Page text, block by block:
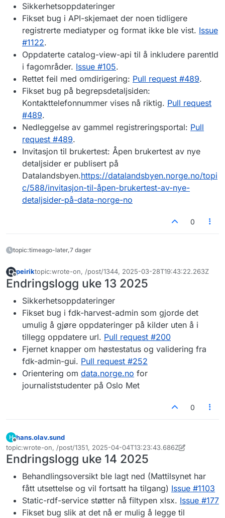
Sikkerhetsoppdateringer
Fikset bug i API-skjemaet der noen tidligere
registrerte mediatyper og format ikke ble vist. Issue
#1122.
Oppdaterte catalog-view-api til å inkludere parentId
i fagområder. Issue #105.
Rettet feil med omdirigering: Pull request #489.
Fikset bug på begrepsdetaljsiden:
Kontakttelefonnummer vises nå riktig. Pull request
#489.
Nedleggelse av gammel registreringsportal: Pull
request #489.
Invitasjon til brukertest: Åpen brukertest av nye
detaljsider er publisert på
Datalandsbyen.https://datalandsbyen.norge.no/topi
c/588/invitasjon-til-åpen-brukertest-av-nye-
detaljsider-på-data-norge-no
0
topic:timeago-later,7 dager
Frakoblet
peiriktopic:wrote-on, /post/1344, 2025-03-28T19:43:22.263Z
Sist endret av
Endringslogg uke 13 2025
Sikkerhetsoppdateringer
Fikset bug i fdk-harvest-admin som gjorde det
umulig å gjøre oppdateringer på kilder uten å i
tillegg oppdatere url. Pull request #200
Fjernet knapper om høstestatus og validering fra
fdk-admin-gui. Pull request #252
Orientering om data.norge.no for
journaliststudenter på Oslo Met
0
H
Frakoblet
hans.olav.sund
topic:wrote-on, /post/1351, 2025-04-04T13:23:43.686Z
Sist endret av hans.olav.sund4. apr. 2025, 13:24
Endringslogg uke 14 2025
Behandlingsoversikt ble lagt ned (Mattilsynet har
fått utsettelse og vil fortsatt ha tilgang) Issue #1103
Static-rdf-service støtter nå filtypen xlsx. Issue #177
Fikset bug slik at det nå er mulig å legge til